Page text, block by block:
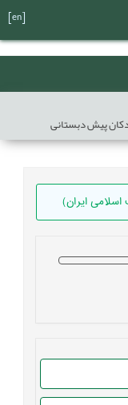
پیش دبستانی
ایران)